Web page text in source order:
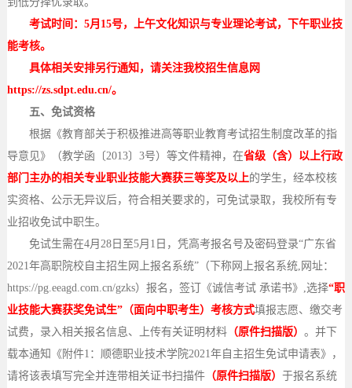
考试时间 ： 5月 15号，上午文化知识与专业理论考试，下午职业技
能考核。
具体相关安排另行通知，请关注我校招生信息网
https://zs.sdpt.edu.cn/。
五、免试资格
根据《教育部关于积极推进高等职业教育考试招生制度改革的指
导意见》（教学函〔2013〕3号）等文件精神，在省级（含）以上行政
部门主办的相关专业职业技能大赛获三等奖及以上的学生，经本校核
实资格、公示无异议后，符合相关要求的，可免试录取，我校所有专
业招收免试中职生。
免试生需在4月28日至5月1日，凭高考报名号及密码登录“广东省
2021年高职院校自主招生网上报名系统”（下称网上报名系统,网址：
https://pg.eeagd.com.cn/gzks）报名，签订《诚信考试 承诺书》,选择“职
业技能大赛获奖免试生”（面向中职考生）考核方式填报志愿、缴交考
试费，录入相关报名信息、上传有关证明材料（原件扫描版） 。并下
载本通知《附件1：顺德职业技术学院2021年自主招生免试申请表》，
请将该表填写完全并连带相关证书扫描件（原件扫描版） 于报名系统